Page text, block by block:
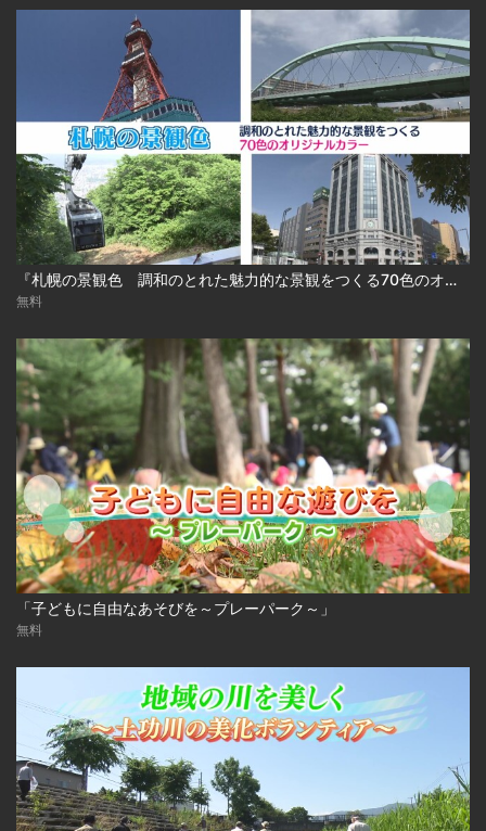
『札幌の景観色 調和のとれた魅力的な景観をつくる70色のオリジナルカラー』
無料
「子どもに自由なあそびを～プレーパーク～」
無料